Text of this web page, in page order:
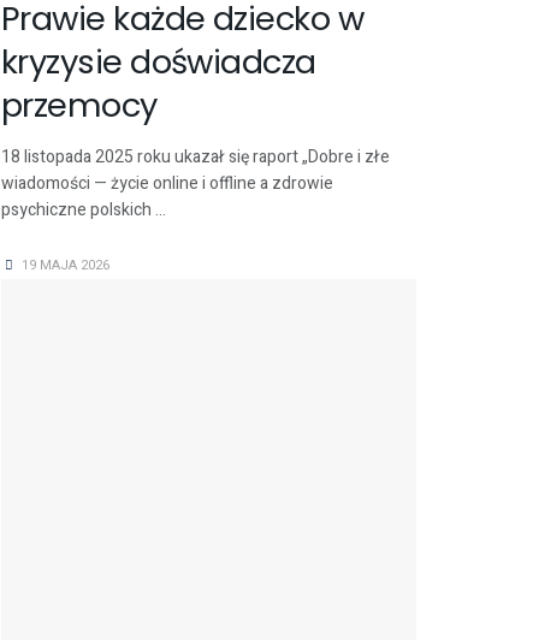
Prawie każde dziecko w
kryzysie doświadcza
przemocy
18 listopada 2025 roku ukazał się raport „Dobre i złe
wiadomości — życie online i offline a zdrowie
psychiczne polskich ...
19 MAJA 2026